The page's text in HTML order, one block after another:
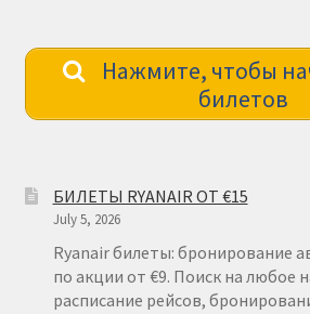
Нажмите, чтобы
билетов
БИЛЕТЫ RYANAIR ОТ €15
July 5, 2026
Ryanair билеты: бронирование
по акции от €9. Поиск на любое
расписание рейсов,